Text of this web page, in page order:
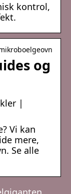
kontrol,
og
|
Vi kan
mere,
Se alle